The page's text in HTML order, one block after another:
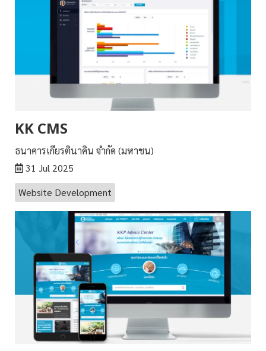
KK CMS
ธนาคารเกียรตินาคิน จำกัด (มหาชน)
31 Jul 2025
Website Development